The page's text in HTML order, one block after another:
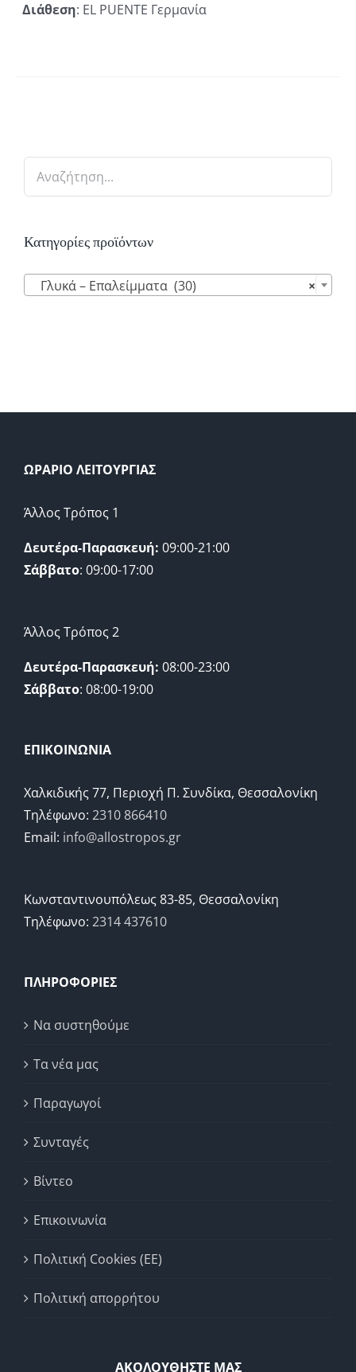
Διάθεση: EL PUENTE Γερμανία
Κατηγορίες προϊόντων
×
Γλυκά – Επαλείμματα (30)
ΩΡΑΡΙΟ ΛΕΙΤΟΥΡΓΙΑΣ
Άλλος Τρόπος 1
Δευτέρα-Παρασκευή: 09:00-21:00
Σάββατο: 09:00-17:00
Άλλος Τρόπος 2
Δευτέρα-Παρασκευή: 08:00-23:00
Σάββατο: 08:00-19:00
ΕΠΙΚΟΙΝΩΝΙΑ
Χαλκιδικής 77, Περιοχή Π. Συνδίκα, Θεσσαλονίκη
Τηλέφωνο: 2310 866410
Email: info@allostropos.gr
Κωνσταντινουπόλεως 83-85, Θεσσαλονίκη
Τηλέφωνο: 2314 437610
ΠΛΗΡΟΦΟΡΙΕΣ
Να συστηθούμε
Τα νέα μας
Παραγωγοί
Συνταγές
Βίντεο
Επικοινωνία
Πολιτική Cookies (ΕΕ)
Πολιτική απορρήτου
ΑΚΟΛΟΥΘΗΣΤΕ ΜΑΣ